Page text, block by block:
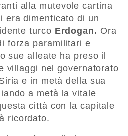
alla mutevole cartina
era dimenticato di un
turco Erdogan. Ora
forza paramilitari e
sue alleate ha preso il
villaggi nel governatorato
e in metà della sua
a metà la vitale
città con la capitale
ricordato.